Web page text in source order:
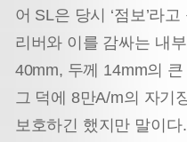
어 SL은 당시 ‘점보’라
리버와 이를 감싸는 내
40mm, 두께 14mm의
그 덕에 8만A/m의 자기
보호하긴 했지만 말이